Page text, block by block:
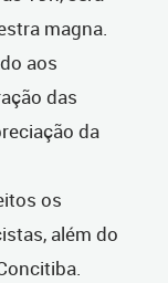
magna.
aos
das
da
os
além do